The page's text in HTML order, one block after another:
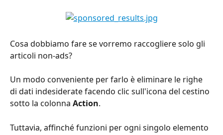
Cosa dobbiamo fare se vorremo raccogliere solo gli
articoli non-ads?
Un modo conveniente per farlo è eliminare le righe
di dati indesiderate facendo clic sull'icona del cestino
sotto la colonna Action.
Tuttavia, affinché funzioni per ogni singolo elemento